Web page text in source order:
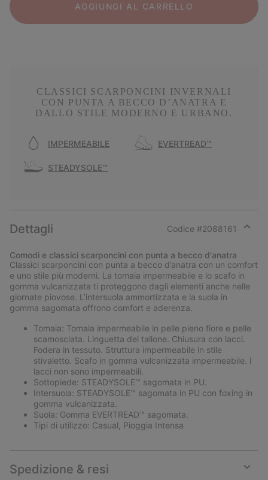
AGGIUNGI AL CARRELLO
CLASSICI SCARPONCINI INVERNALI
CON PUNTA A BECCO D’ANATRA E
DALLO STILE MODERNO E URBANO.
IMPERMEABILE EVERTREAD™
STEADYSOLE™
Dettagli Codice #2088161
section
Comodi e classici scarponcini con punta a becco d'anatra
Classici scarponcini con punta a becco d’anatra con un comfort
e uno stile più moderni. La tomaia impermeabile e lo scafo in
gomma vulcanizzata ti proteggono dagli elementi anche nelle
giornate piovose. L’intersuola ammortizzata e la suola in
gomma sagomata offrono comfort e aderenza.
Tomaia: Tomaia impermeabile in pelle pieno fiore e pelle
scamosciata. Linguetta del tallone. Chiusura con lacci.
Fodera in tessuto. Struttura impermeabile in stile
stivaletto. Scafo in gomma vulcanizzata impermeabile. I
lacci non sono impermeabili.
Sottopiede: STEADYSOLE™ sagomata in PU.
Intersuola: STEADYSOLE™ sagomata in PU con foxing in
gomma vulcanizzata.
Suola: Gomma EVERTREAD™ sagomata.
Tipi di utilizzo: Casual, Pioggia Intensa
Spedizione & resi